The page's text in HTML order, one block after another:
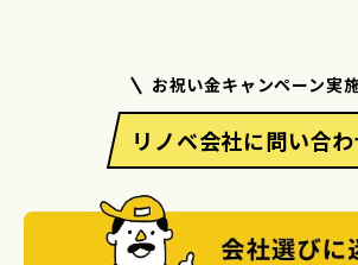
お祝い金キャンペーン実
リノベ会社に問い合